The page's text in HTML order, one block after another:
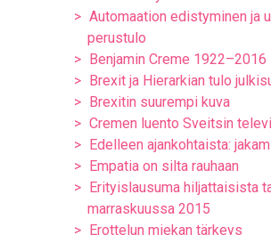
Automaation edistyminen ja
perustulo
Benjamin Creme 1922–2016
Brexit ja Hierarkian tulo
Brexitin suurempi kuva
Cremen luento Sveitsin
Edelleen ajankohtaista:
Empatia on silta rauhaan
Erityislausuma hiljattaisista
marraskuussa 2015
Erottelun miekan tärkeys